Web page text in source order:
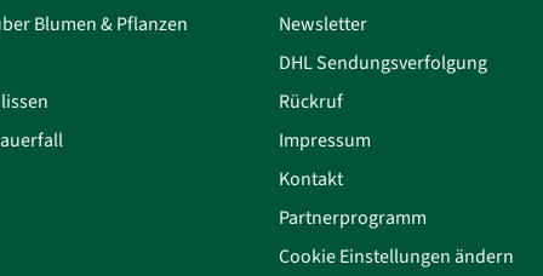
Blumen & Pflanzen
Newsletter
DHL Sendungsverfolgung
Rückruf
Impressum
Kontakt
Partnerprogramm
Cookie Einstellungen ändern